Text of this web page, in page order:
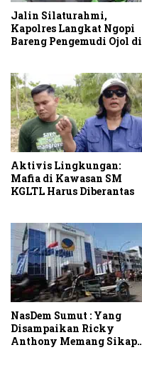
Jalin Silaturahmi,
Kapolres Langkat Ngopi
Bareng Pengemudi Ojol di
Aktivis Lingkungan:
Mafia di Kawasan SM
KGLTL Harus Diberantas
NasDem Sumut : Yang
Disampaikan Ricky
Anthony Memang Sikap